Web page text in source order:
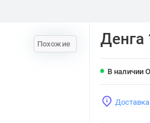
Похожие Денга
В наличии